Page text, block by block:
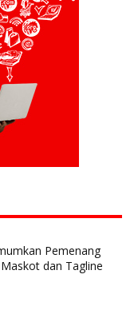
Pemenang
dan Tagline